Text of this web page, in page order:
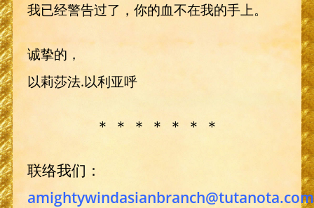
我已经警告过了，你的血不在我的手上。
诚挚的，
以莉莎法.以利亚呼
＊ ＊ ＊ ＊ ＊ ＊ ＊
联络我们：
amightywindasianbranch@tutanota.com